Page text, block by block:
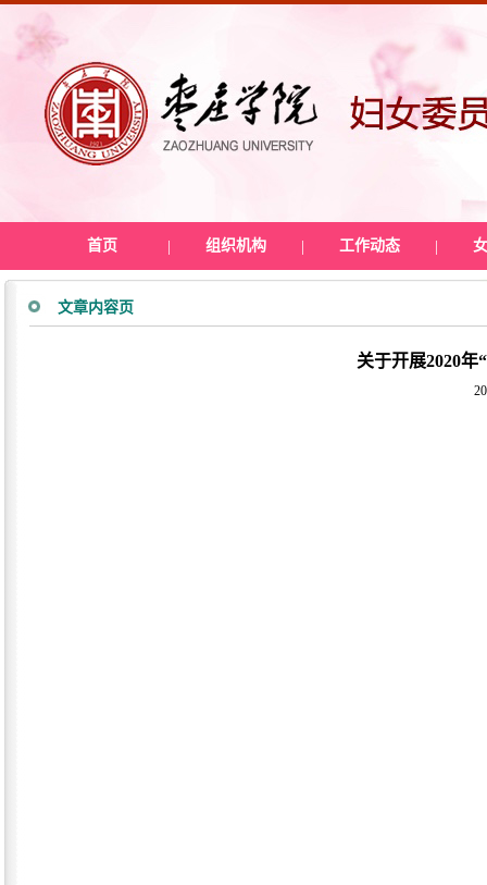
首页 | 组织机构 | 工作动态 |
文章内容页
关于开展2020年